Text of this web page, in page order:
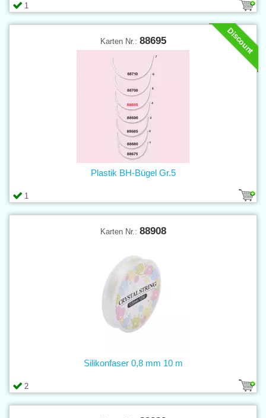
1
Discount
Karten Nr.: 88695
1
Plastik BH-Bügel Gr.5
Karten Nr.: 88908
2
Silikonfaser 0,8 mm 10 m